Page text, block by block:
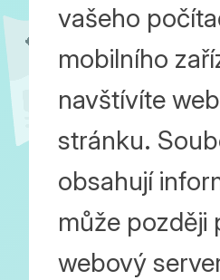
vašeho
mobilního
navštívíte
stránku.
obsahují
může později
webový